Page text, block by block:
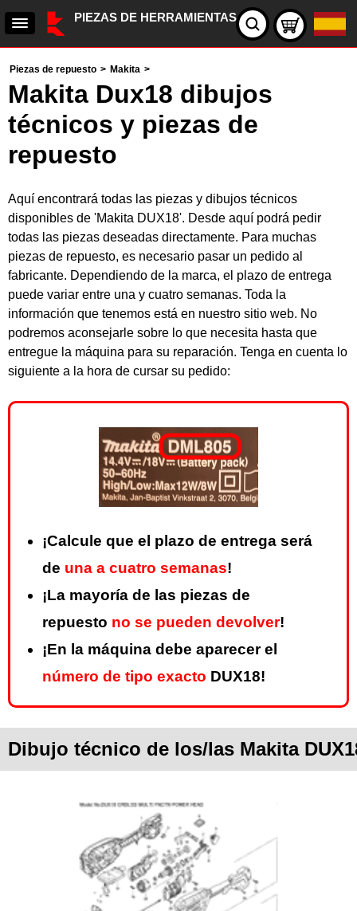
PIEZAS DE HERRAMIENTAS
Piezas de repuesto > Makita >
Makita Dux18 dibujos
técnicos y piezas de
repuesto
Aquí encontrará todas las piezas y dibujos técnicos
disponibles de 'Makita DUX18'. Desde aquí podrá pedir
todas las piezas deseadas directamente. Para muchas
piezas de repuesto, es necesario pasar un pedido al
fabricante. Dependiendo de la marca, el plazo de entrega
puede variar entre una y cuatro semanas. Toda la
información que tenemos está en nuestro sitio web. No
podremos aconsejarle sobre lo que necesita hasta que
entregue la máquina para su reparación. Tenga en cuenta lo
siguiente a la hora de cursar su pedido:
¡Calcule que el plazo de entrega será
de una a cuatro semanas!
¡La mayoría de las piezas de
repuesto no se pueden devolver!
¡En la máquina debe aparecer el
número de tipo exacto DUX18!
Dibujo técnico de los/las Makita